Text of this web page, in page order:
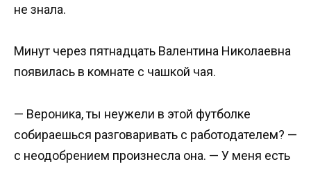
не знала.
Минут через пятнадцать Валентина Николаевна
появилась в комнате с чашкой чая.
— Вероника, ты неужели в этой футболке
собираешься разговаривать с работодателем? —
с неодобрением произнесла она. — У меня есть